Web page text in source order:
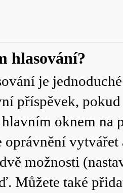
hlasování?
je
příspěvek,
oknem na
oprávnění
možnosti
. Můžete také